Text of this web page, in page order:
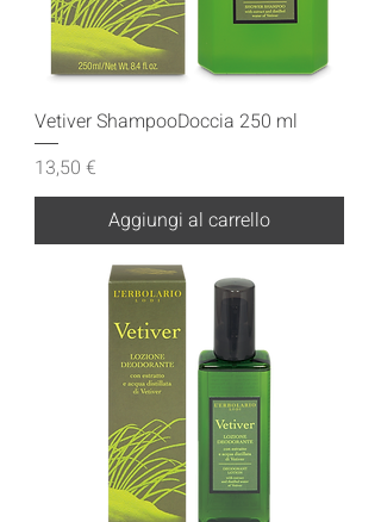
Vetiver ShampooDoccia 250 ml
Prezzo
13,50 €
Aggiungi al carrello